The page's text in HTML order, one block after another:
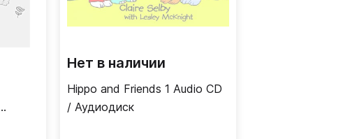
Нет в наличии
Hippo and Friends 1 Audio CD
/ Аудиодиск